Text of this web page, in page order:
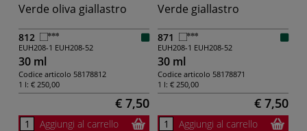
Verde oliva giallastro
812
EUH208-1 EUH208-52
30 ml
Codice articolo 58178812
1 l: € 250,00
€ 7,50
Aggiungi al carrello
Verde giallastro
871
EUH208-1 EUH208-52
30 ml
Codice articolo 58178871
1 l: € 250,00
€ 7,50
Aggiungi al carrello